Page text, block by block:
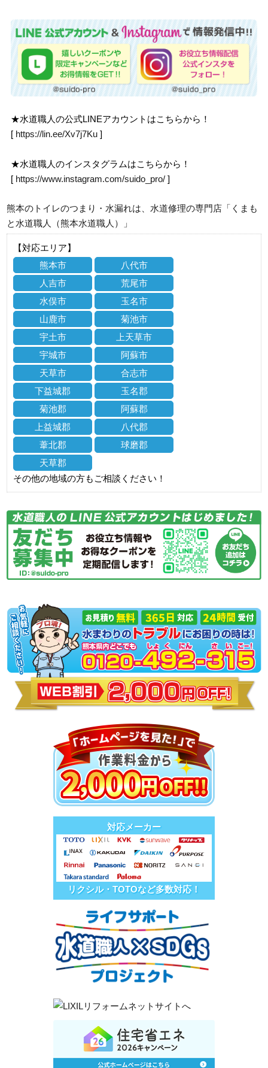
★水道職人の公式LINEアカウントはこちらから！
[ https://lin.ee/Xv7j7Ku ]
★水道職人のインスタグラムはこちらから！
[ https://www.instagram.com/suido_pro/ ]
熊本のトイレのつまり・水漏れは、水道修理の専門店「くまも
と水道職人（熊本水道職人）」
【対応エリア】
熊本市
八代市
人吉市
荒尾市
水俣市
玉名市
山鹿市
菊池市
宇土市
上天草市
宇城市
阿蘇市
天草市
合志市
下益城郡
玉名郡
菊池郡
阿蘇郡
上益城郡
八代郡
葦北郡
球磨郡
天草郡
その他の地域の方もご相談ください！
対応メーカー
リクシル・TOTOなど多数対応！